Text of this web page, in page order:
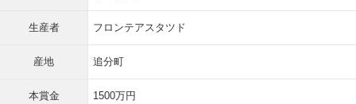
生産者 フロンテアスタツド
産地 追分町
本賞金 1500万円